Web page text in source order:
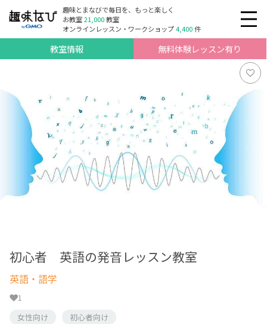
趣味とまなびで毎日を、もっと楽しく
お教室21,000教室
オンラインレッスン・ワークショップ4,400件
教室情報 無料体験レッスン有り
初心者 英語の発音レッスン教室
英語・語学
1
女性向け
初心者向け